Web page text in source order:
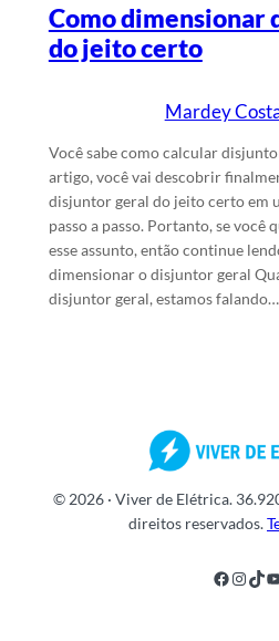
Como dimensionar
do jeito certo
Mardey
Você sabe como calcular
artigo, você vai descobrir
disjuntor geral do jeito certo em
passo a passo. Portanto, se você
esse assunto, então continue
dimensionar o disjuntor geral
disjuntor geral, estamos falando…
© 2026 · Viver de Elétrica.
direitos reservados.
Facebook Instagram TikTok Youtube